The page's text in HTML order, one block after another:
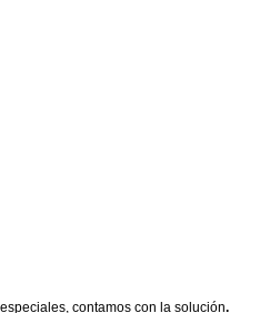
contamos con la solución.